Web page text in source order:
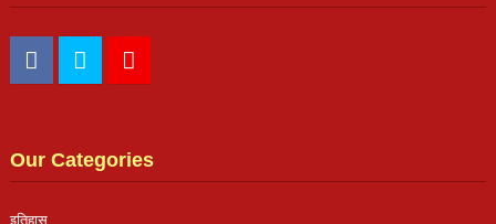
Our Categories
इतिहास